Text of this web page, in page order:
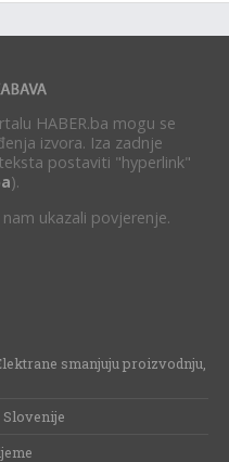
HABER.ba mogu se
izvora. Iza zadnje
postaviti "hyperlink"
).
ukazali povjerenje.
smanjuju proizvodnju,
Slovenije